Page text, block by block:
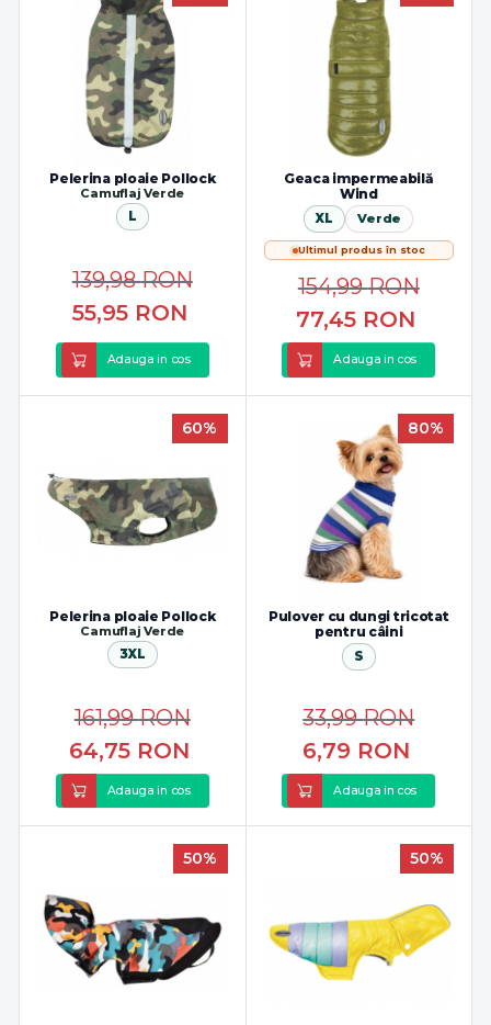
Pelerina ploaie Pollock
Camuflaj Verde
L
55,95 RON
139,98RON
Adauga in cos
Geaca impermeabilă
Wind
XL Verde
Ultimul produs în stoc
77,45 RON
154,99RON
Adauga in cos
60%
Pelerina ploaie Pollock
Camuflaj Verde
3XL
64,75 RON
161,99RON
Adauga in cos
80%
Pulover cu dungi tricotat
pentru câini
S
6,79 RON
33,99RON
Adauga in cos
50% 50%